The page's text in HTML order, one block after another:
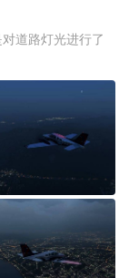
道路灯光进行了